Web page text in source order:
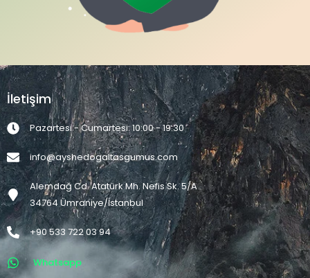
İletişim
Pazartesi - Cumartesi: 10:00 - 19:30
info@ayshedogaltasgumus.com
Alemdağ Cd. Atatürk Mh. Nefis Sk. 5/A
34764 Ümraniye/İstanbul
+90 533 722 03 94
Whatsapp